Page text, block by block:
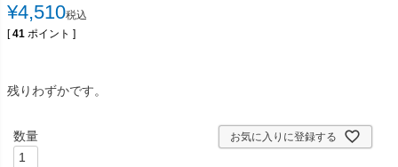
¥4,510税込
[ 41 ポイント ]
残りわずかです。
お気に入りに登録する